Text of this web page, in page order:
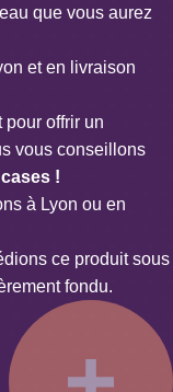
que vous aurez
et en livraison
pour offrir un
vous conseillons
!
à Lyon ou en
ce produit sous
fondu.